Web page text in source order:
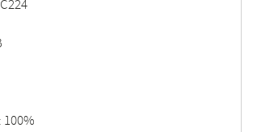
100%